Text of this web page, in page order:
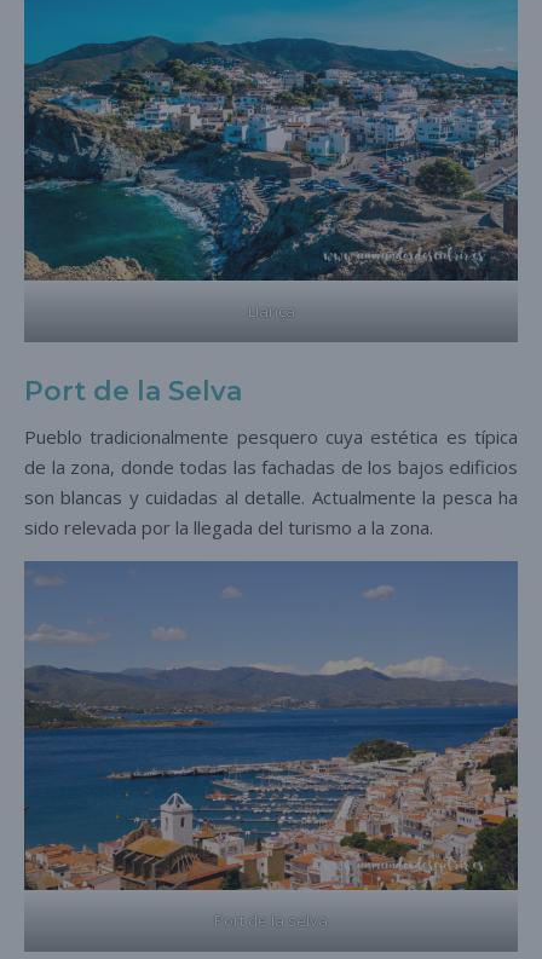
Llança
Port de la Selva
Pueblo tradicionalmente pesquero cuya estética es típica
de la zona, donde todas las fachadas de los bajos edificios
son blancas y cuidadas al detalle. Actualmente la pesca ha
sido relevada por la llegada del turismo a la zona.
Port de la selva